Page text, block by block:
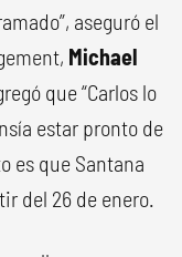
aseguró el
Michael
que “Carlos lo
estar pronto de
es que Santana
del 26 de enero.